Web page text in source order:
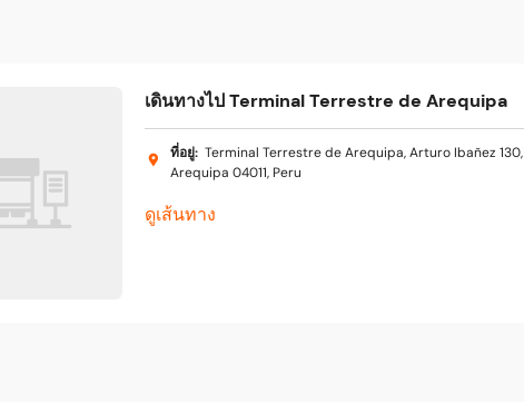
เดินทางไป Terminal Terrestre de Arequipa
ที่อยู่: Terminal Terrestre de Arequipa, Arturo Ibañez 130,
Arequipa 04011, Peru
ดูเส้นทาง